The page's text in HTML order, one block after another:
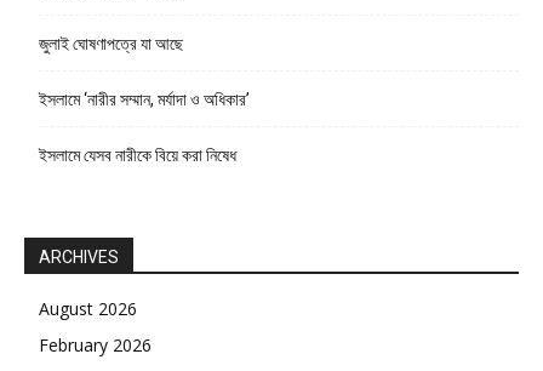
জুলাই ঘোষণাপত্রে যা আছে
ইসলামে ‘নারীর সম্মান, মর্যাদা ও অধিকার’
ইসলামে যেসব নারীকে বিয়ে করা নিষেধ
ARCHIVES
August 2026
February 2026